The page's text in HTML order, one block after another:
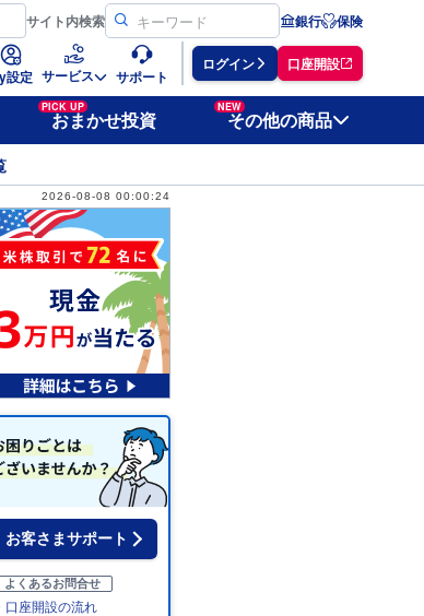
サイト内検索 銀行 保険
設定 サービス サポート
ログイン 口座開設
PICK UP
おまかせ投資
NEW
その他の商品
2026-08-08 00:00:24
お客さまサポート
よくあるお問合せ
口座開設の流れ